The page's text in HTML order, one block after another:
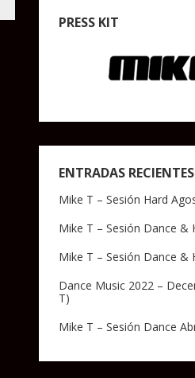
PRESS KIT
ENTRADAS RECIENTES
Mike T – Sesión Hard
Mike T – Sesión Dance &
Mike T – Sesión Dance &
Dance Music 2022 –
T)
Mike T – Sesión Dance